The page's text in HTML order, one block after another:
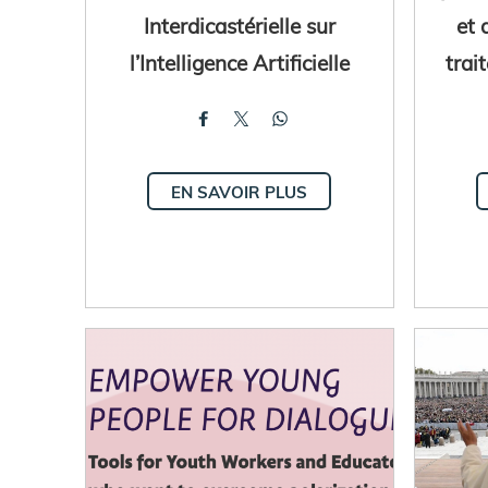
Interdicastérielle sur
l’Intelligence Artificielle
EN SAVOIR PLUS
et